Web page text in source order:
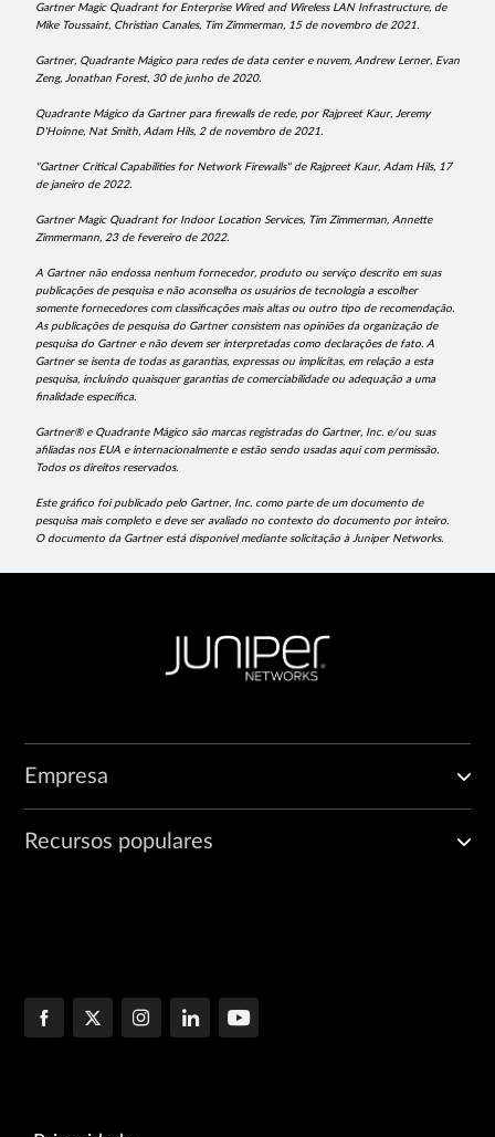
Gartner Magic Quadrant for Enterprise Wired and Wireless LAN Infrastructure, de
Mike Toussaint, Christian Canales, Tim Zimmerman, 15 de novembro de 2021.
Gartner, Quadrante Mágico para redes de data center e nuvem, Andrew Lerner, Evan
Zeng, Jonathan Forest, 30 de junho de 2020.
Quadrante Mágico da Gartner para firewalls de rede, por Rajpreet Kaur, Jeremy
D'Hoinne, Nat Smith, Adam Hils, 2 de novembro de 2021.
"Gartner Critical Capabilities for Network Firewalls" de Rajpreet Kaur, Adam Hils, 17
de janeiro de 2022.
Gartner Magic Quadrant for Indoor Location Services, Tim Zimmerman, Annette
Zimmermann, 23 de fevereiro de 2022.
A Gartner não endossa nenhum fornecedor, produto ou serviço descrito em suas
publicações de pesquisa e não aconselha os usuários de tecnologia a escolher
somente fornecedores com classificações mais altas ou outro tipo de recomendação.
As publicações de pesquisa do Gartner consistem nas opiniões da organização de
pesquisa do Gartner e não devem ser interpretadas como declarações de fato. A
Gartner se isenta de todas as garantias, expressas ou implícitas, em relação a esta
pesquisa, incluindo quaisquer garantias de comerciabilidade ou adequação a uma
finalidade específica.
Gartner® e Quadrante Mágico são marcas registradas do Gartner, Inc. e/ou suas
afiliadas nos EUA e internacionalmente e estão sendo usadas aqui com permissão.
Todos os direitos reservados.
Este gráfico foi publicado pelo Gartner, Inc. como parte de um documento de
pesquisa mais completo e deve ser avaliado no contexto do documento por inteiro.
O documento da Gartner está disponível mediante solicitação à Juniper Networks.
Empresa
Recursos populares